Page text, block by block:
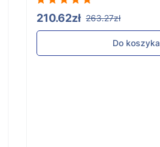
210.62zł 263.27zł
Do koszyka